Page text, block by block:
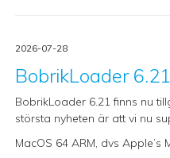
2026-07-28
BobrikLoader 6.21
BobrikLoader 6.21 finns nu
största nyheten är att vi nu
MacOS 64 ARM, dvs Apple’s